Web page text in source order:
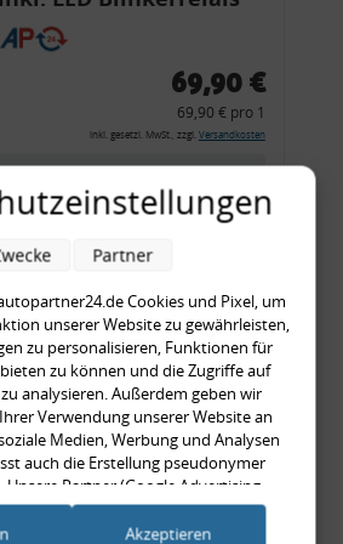
CF 14
69,90 €
69,90 € pro 1
inkl. gesetzl. MwSt., zzgl. Versandkosten
Merkzettel
mit
rot, US-Ecken,
80 Cabrio, Typ 89,
OE-Nr.: 8G0945225 +
999,99 €
999,99 € pro 1
inkl. gesetzl. MwSt., zzgl.
Cookies und Pixel, um
unserer Website zu gewährleisten,
zu personalisieren, Funktionen für
zu können und die Zugriffe auf
analysieren. Außerdem geben wir
Verwendung unserer Website an
Medien, Werbung und Analysen
auch die Erstellung pseudonymer
Partner (Google Advertising
Informationen möglicherweise mit
die Sie ihnen bereitgestellt haben
Partner
Akzeptieren